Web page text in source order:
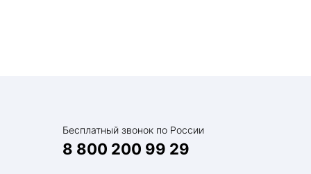
Бесплатный звонок по России
8 800 200 99 29